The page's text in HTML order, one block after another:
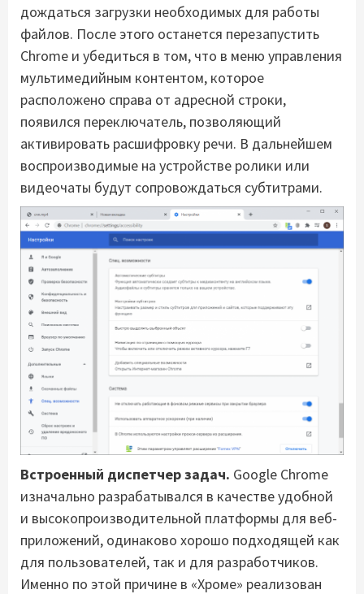
дождаться загрузки необходимых для работы
файлов. После этого останется перезапустить
Chrome и убедиться в том, что в меню управления
мультимедийным контентом, которое
расположено справа от адресной строки,
появился переключатель, позволяющий
активировать расшифровку речи. В дальнейшем
воспроизводимые на устройстве ролики или
видеочаты будут сопровождаться субтитрами.
Встроенный диспетчер задач. Google Chrome
изначально разрабатывался в качестве удобной
и высокопроизводительной платформы для веб-
приложений, одинаково хорошо подходящей как
для пользователей, так и для разработчиков.
Именно по этой причине в «Хроме» реализован